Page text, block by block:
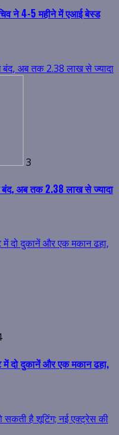
ने 4-5 महीने में एआई बेस्ड
अब तक 2.38 लाख से ज्यादा
3
अब तक 2.38 लाख से ज्यादा
में दो दुकानें और एक मकान ढहा,
में दो दुकानें और एक मकान ढहा,
सकती है शूटिंग; नई एक्ट्रेस की